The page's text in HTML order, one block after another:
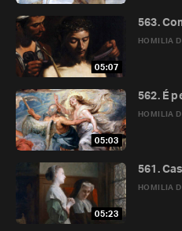
05:07
HOMILIA
563.
05:03
HOMILIA
562. É
05:23
HOMILIA
561.